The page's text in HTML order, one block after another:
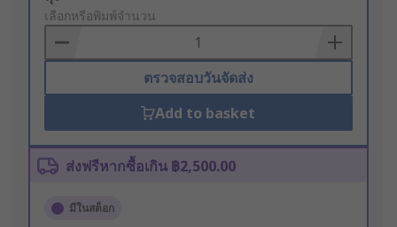
to
Basket
เลือกหรือพิมพ์จำนวน
ตรวจสอบวันจัดส่ง
Add to basket
ส่งฟรีหากซื้อเกิน ฿2,500.00
มีในสต็อก